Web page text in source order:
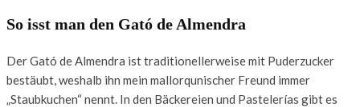
So isst man den Gató de Almendra
Der Gató de Almendra ist traditionellerweise mit Puderzucker
bestäubt, weshalb ihn mein mallorqunischer Freund immer
„Staubkuchen“ nennt. In den Bäckereien und Pastelerías gibt es